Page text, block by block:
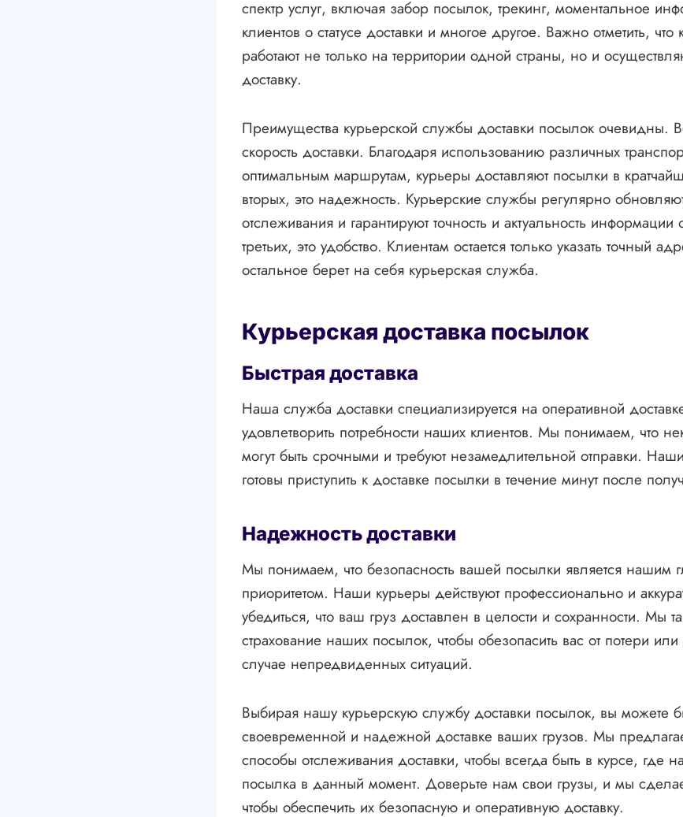
спектр услуг, включая забор посылок, трекинг, моментальное
клиентов о статусе доставки и многое другое. Важно отметить,
работают не только на территории одной страны, но и
доставку.
Преимущества курьерской службы доставки посылок очевидны.
скорость доставки. Благодаря использованию различных
оптимальным маршрутам, курьеры доставляют посылки в
вторых, это надежность. Курьерские службы регулярно
отслеживания и гарантируют точность и актуальность информации
третьих, это удобство. Клиентам остается только указать точный
остальное берет на себя курьерская служба.
Курьерская доставка посылок
Быстрая доставка
Наша служба доставки специализируется на оперативной
удовлетворить потребности наших клиентов. Мы понимаем, что
могут быть срочными и требуют незамедлительной отправки.
готовы приступить к доставке посылки в течение минут после
Надежность доставки
Мы понимаем, что безопасность вашей посылки является нашим
приоритетом. Наши курьеры действуют профессионально и
убедиться, что ваш груз доставлен в целости и сохранности. Мы
страхование наших посылок, чтобы обезопасить вас от потери
случае непредвиденных ситуаций.
Выбирая нашу курьерскую службу доставки посылок, вы можете
своевременной и надежной доставке ваших грузов. Мы
способы отслеживания доставки, чтобы всегда быть в курсе, где
посылка в данный момент. Доверьте нам свои грузы, и мы
чтобы обеспечить их безопасную и оперативную доставку.